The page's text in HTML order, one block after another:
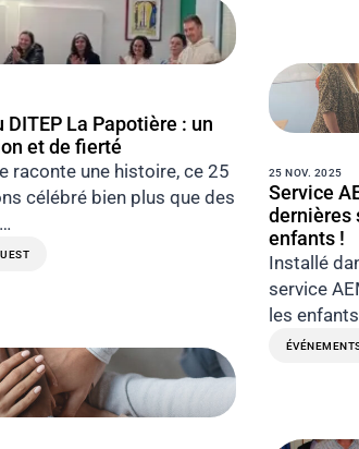
La Papotière : un
et de fierté
raconte une histoire, ce 25
célébré bien plus que des
25 NOV. 2025
Service
dernières
enfants !
Installé
service
les